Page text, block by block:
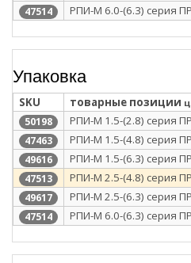
47514 РПИ-М 6.0-(6.3) серия
Упаковка
SKU товарные позиции
50198 РПИ-М 1.5-(2.8) серия
47463 РПИ-М 1.5-(4.8) серия
49616 РПИ-М 1.5-(6.3) серия
47513 РПИ-М 2.5-(4.8) серия
49617 РПИ-М 2.5-(6.3) серия
47514 РПИ-М 6.0-(6.3) серия